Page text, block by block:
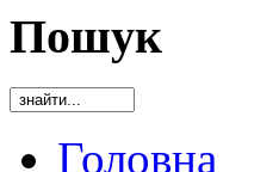
Пошук
Головна